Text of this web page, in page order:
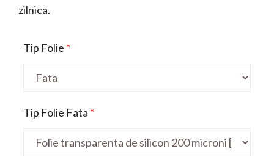
zilnica.
Tip Folie *
Tip Folie Fata *